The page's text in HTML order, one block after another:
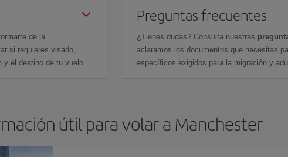
de la
si requieres visado,
y el destino de tu vuelo.
Preguntas frecuentes
¿Tienes dudas? Consulta nuestras
aclaramos los documentos que necesitas
específicos exigidos para la migración y
útil para volar a Manchester